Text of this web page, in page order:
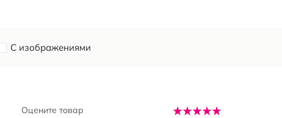
С изображениями
Оцените товар